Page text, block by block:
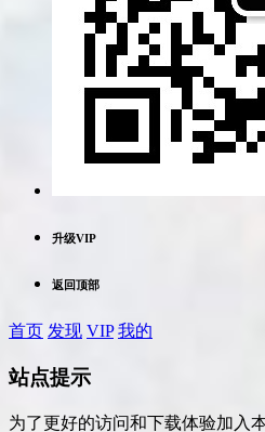
升级VIP
返回顶部
首页 发现 VIP 我的
站点提示
为了更好的访问和下载体验加入